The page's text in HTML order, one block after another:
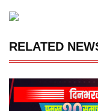
RELATED